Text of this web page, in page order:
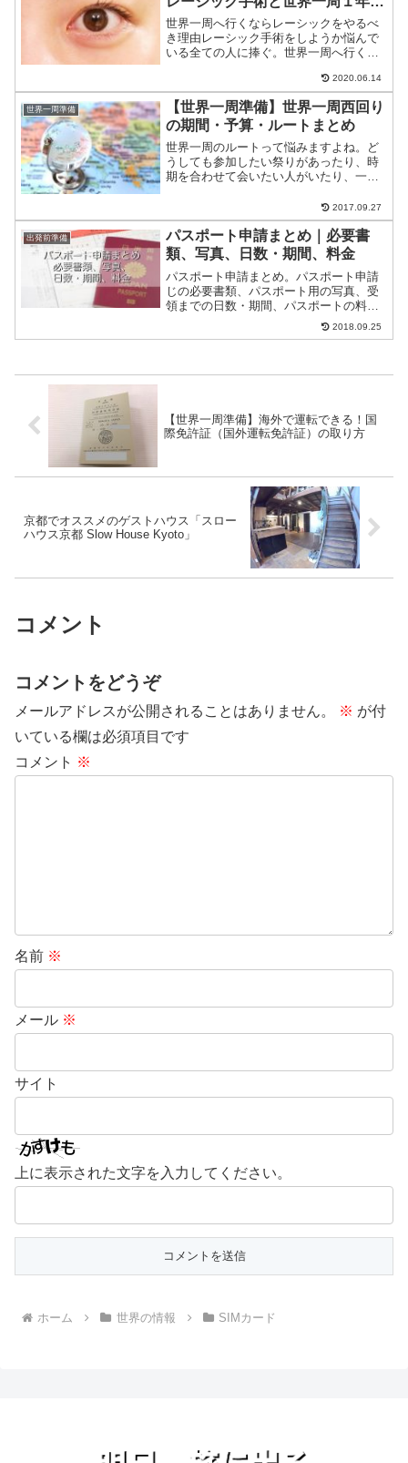
経過して
世界一周へ行くならレーシックをやるべ
き理由レーシック手術をしようか悩んで
いる全ての人に捧ぐ。世界一周へ行くな
ある買い物だった。これは本当に旅に出
てからやってよかったと思えること。レ
ーシックをするべき理由・...
2020.06.14
世界一周準備
【世界一周準備】世界一周西回り
の期間・予算・ルートまとめ
世界一周のルートって悩みますよね。ど
うしても参加したい祭りがあったり、時
期を合わせて会いたい人がいたり、一緒
実際僕が通ったルートを紹介しながら、
ルート設定を反省しながら振り返ってみ
たいと思います。みなさん...
2017.09.27
出発前準備
パスポート申請まとめ｜必要書
類、写真、日数・期間、料金
パスポート申請まとめ。パスポート申請
じの必要書類、パスポート用の写真、受
領までの日数・期間、パスポートの料金
2018.09.25
【世界一周準備】海外で運転できる！国
際免許証（国外運転免許証）の取り方
京都でオススメのゲストハウス「スロー
ハウス京都 Slow House Kyoto」
コメント
コメントをどうぞ
メールアドレスが公開されることはありません。 ※ が付
いている欄は必須項目です
コメント ※
名前 ※
メール ※
サイト
上に表示された文字を入力してください。
ホーム 世界の情報 SIMカード